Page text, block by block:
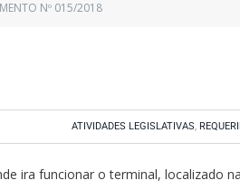
Nº 015/2018
ATIVIDADES LEGISLATIVAS,
ira funcionar o terminal, localizado